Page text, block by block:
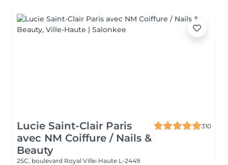
Lucie Saint-Clair Paris
avec NM Coiffure / Nails &
Beauty
310
25C, boulevard Royal Ville-Haute L-2449